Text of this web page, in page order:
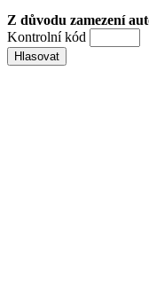
Z důvodu zamezení
Kontrolní kód